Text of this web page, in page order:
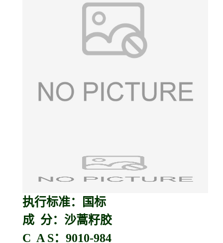
执行标准：国标
成 分：沙蒿籽胶
C A S：9010-984